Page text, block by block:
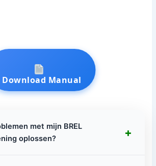
Download Manual
met mijn BREL
oplossen?
+